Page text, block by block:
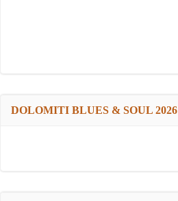
DOLOMITI BLUES & SOUL 2026